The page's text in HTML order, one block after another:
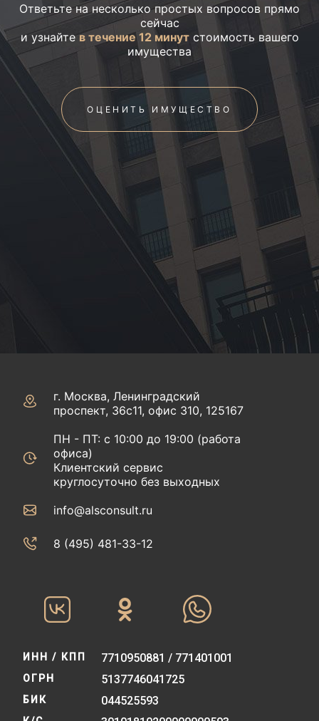
Ответьте на несколько простых вопросов прямо
сейчас
и узнайтев течение 12 минутстоимость вашего
имущества
ОЦЕНИТЬ ИМУЩЕСТВО
г. Москва, Ленинградский
проспект, 36с11, офис 310, 125167
ПН - ПТ: с 10:00 до 19:00 (работа
офиса)
Клиентский сервис
круглосуточно без выходных
info@alsconsult.ru
8 (495) 481-33-12‬‬
ИНН / КПП 7710950881 / 771401001
ОГРН 5137746041725
БИК 044525593